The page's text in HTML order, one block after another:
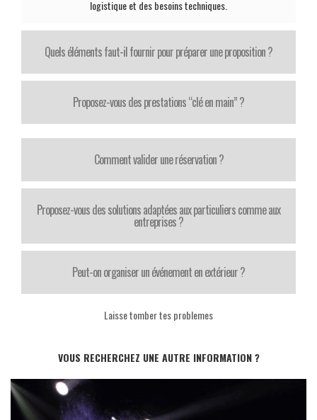
logistique et des besoins techniques.
Quels éléments faut-il fournir pour préparer une proposition ?
Proposez-vous des prestations “clé en main” ?
Comment valider une réservation ?
Proposez-vous des solutions adaptées aux particuliers comme aux
entreprises ?
Peut-on organiser un événement en extérieur ?
Laisse tomber tes problemes
VOUS RECHERCHEZ UNE AUTRE INFORMATION ?